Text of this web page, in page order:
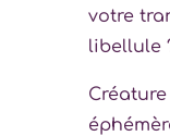
votre
libellule